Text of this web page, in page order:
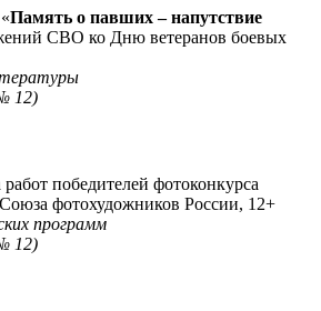
Память о павших – напутствие
СВО ко Дню ветеранов боевых
12)
победителей фотоконкурса
фотохудожников России, 12+
программ
12)